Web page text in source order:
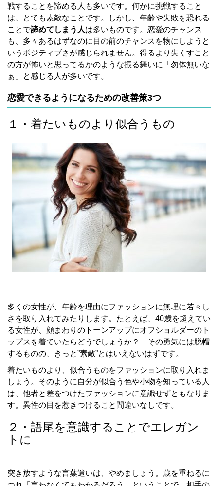
戦することを諦める人も多いです。何かに挑戦すること
は、とても素敵なことです。しかし、年齢や失敗を恐れる
ことで諦めてしまう人は多いものです。恋愛のチャンス
も、多々あるはずなのに目の前のチャンスを物にしようと
いうポジティブさが感じられません。得るより失くすこと
の方が怖いと思ってるかのような振る舞いに「勿体無いな
ぁ」と感じる人が多いです。
恋愛できるようになるための改善策3つ
１・着たいものより似合うもの
多くの女性が、年齢を理由にファッションに無理に若々し
さを取り入れてみたりします。たとえば、40歳を超えてい
る女性が、顔まわりのトーンアップにオフショルダーのト
ップスを着ていたらどうでしょうか？ その勇気には脱帽
するものの、きっと”素敵”とはいえないはずです。
着たいものより、似合うものをファッションに取り入れま
しょう。そのように自分が似合う色や小物を知っている人
は、他者と差をつけたファッションに意識せずともなりま
す。異性の目を惹きつけること間違いなしです。
２・語尾を意識することでエレガン
トに
突き放すような言葉遣いは、やめましょう。歳を重ねるに